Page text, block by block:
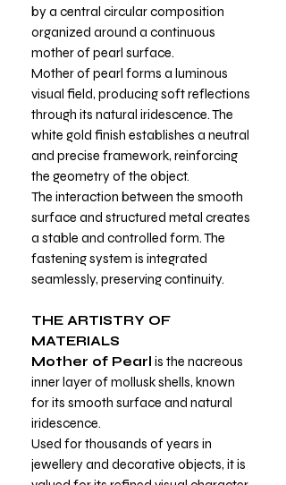
by a central circular composition
organized around a continuous
mother of pearl surface.
Mother of pearl forms a luminous
visual field, producing soft reflections
through its natural iridescence. The
white gold finish establishes a neutral
and precise framework, reinforcing
the geometry of the object.
The interaction between the smooth
surface and structured metal creates
a stable and controlled form. The
fastening system is integrated
seamlessly, preserving continuity.
THE ARTISTRY OF
MATERIALS
Mother of Pearl is the nacreous
inner layer of mollusk shells, known
for its smooth surface and natural
iridescence.
Used for thousands of years in
jewellery and decorative objects, it is